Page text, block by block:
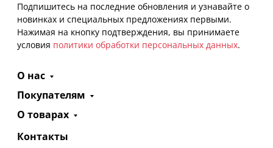
Подпишитесь на последние обновления и узнавайте о
новинках и специальных предложениях первыми.
Нажимая на кнопку подтверждения, вы принимаете
условия политики обработки персональных данных.
О нас
Покупателям
О товарах
Контакты